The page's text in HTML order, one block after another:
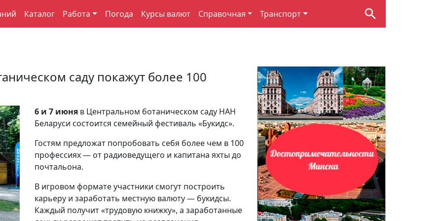
Каталог Работа Погода Курсы валют Справочная Транспорт
саду покажут более 100
6 и 7 июняв Центральном ботаническом саду НАН
Беларуси состоится семейный фестиваль «Букидс».
Гостям предложат попробовать себя более чем в 100
профессиях — от радиоведущего и капитана яхты до
почтальона.
В игровом формате участники смогут построить
карьеру и заработать местную валюту — букидсы.
Каждый получит «трудовую книжку», а заработанные